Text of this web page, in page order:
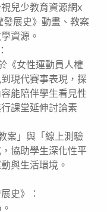
兒少教育資源網x
展史》動畫、教案
資源。
《女性運動員人權
現代賽事表現，探
能陪伴學生看見性
課堂延伸討論素
案」與「線上測驗
協助學生深化性平
與生活環境。
史》：